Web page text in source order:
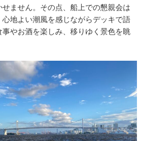
ません。その点、船上での懇親会は
心地よい潮風を感じながらデッキで語
事やお酒を楽しみ、移りゆく景色を眺